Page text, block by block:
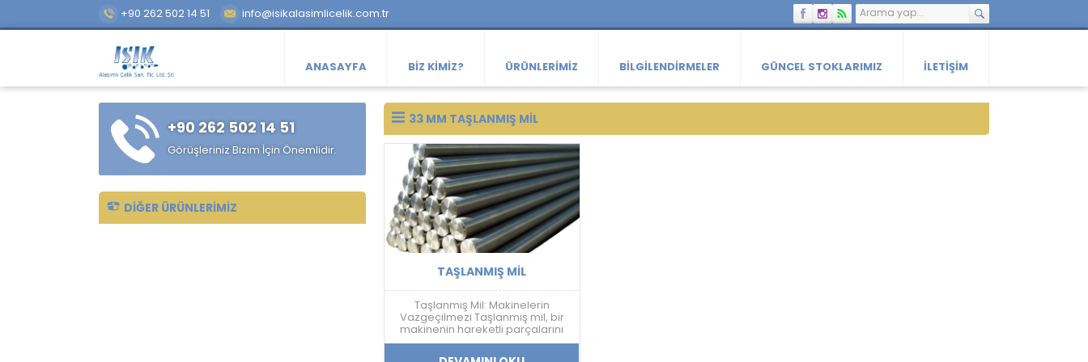
+90 262 502 14 51 info@isikalasimlicelik.com.tr
ANASAYFA BIZ KIMIZ? ÜRÜNLERIMIZ BILGILENDIRMELER GÜNCEL STOKLARIMIZ İLETIŞIM
33 MM TAŞLANMIŞ MIL
TAŞLANMIŞ MIL
Taşlanmış Mil: Makinelerin
Vazgeçilmezi Taşlanmış mil, bir
makinenin hareketli parçalarını
birbirine bağlayan, aşınmaya ve
yıpranmaya dayanıklı bir
+90 262 502 14 51
Görüşleriniz Bizim İçin Önemlidir.
DIĞER ÜRÜNLERIMIZ